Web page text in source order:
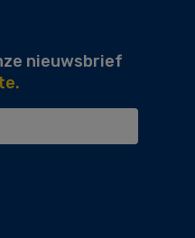
nieuwsbrief